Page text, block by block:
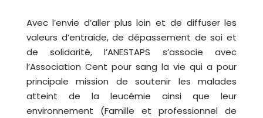
Avec l’envie d’aller plus loin et de diffuser les
valeurs d’entraide, de dépassement de soi et
de solidarité, l’ANESTAPS s’associe avec
l’Association Cent pour sang la vie qui a pour
principale mission de soutenir les malades
atteint de la leucémie ainsi que leur
environnement (Famille et professionnel de